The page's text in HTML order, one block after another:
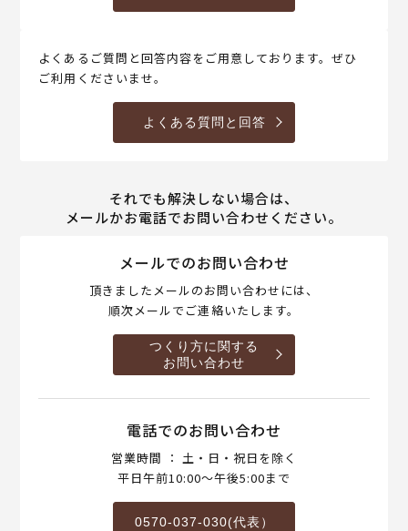
よくあるご質問と回答内容をご用意しております。ぜひ
ご利用くださいませ。
よくある質問と回答
それでも解決しない場合は、
メールかお電話でお問い合わせください。
メールでのお問い合わせ
頂きましたメールのお問い合わせには、
順次メールでご連絡いたします。
つくり方に関する
お問い合わせ
電話でのお問い合わせ
営業時間 ： 土・日・祝日を除く
平日午前10:00～午後5:00まで
0570-037-030(代表）